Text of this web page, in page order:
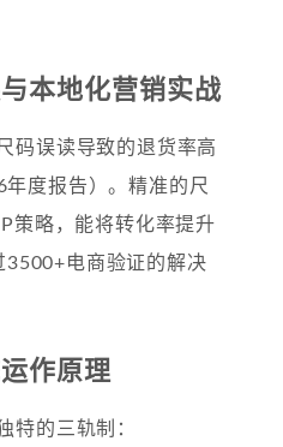
本地化营销实战
码误读导致的退货率高
度报告）。精准的尺
策略，能将转化率提升
3500+电商验证的解决
作原理
特的三轨制：